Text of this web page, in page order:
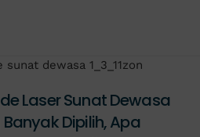
Laser Sunat Dewasa
Dipilih, Apa